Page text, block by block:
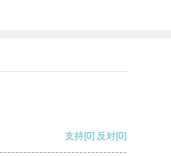
支持[0] 反对[0]